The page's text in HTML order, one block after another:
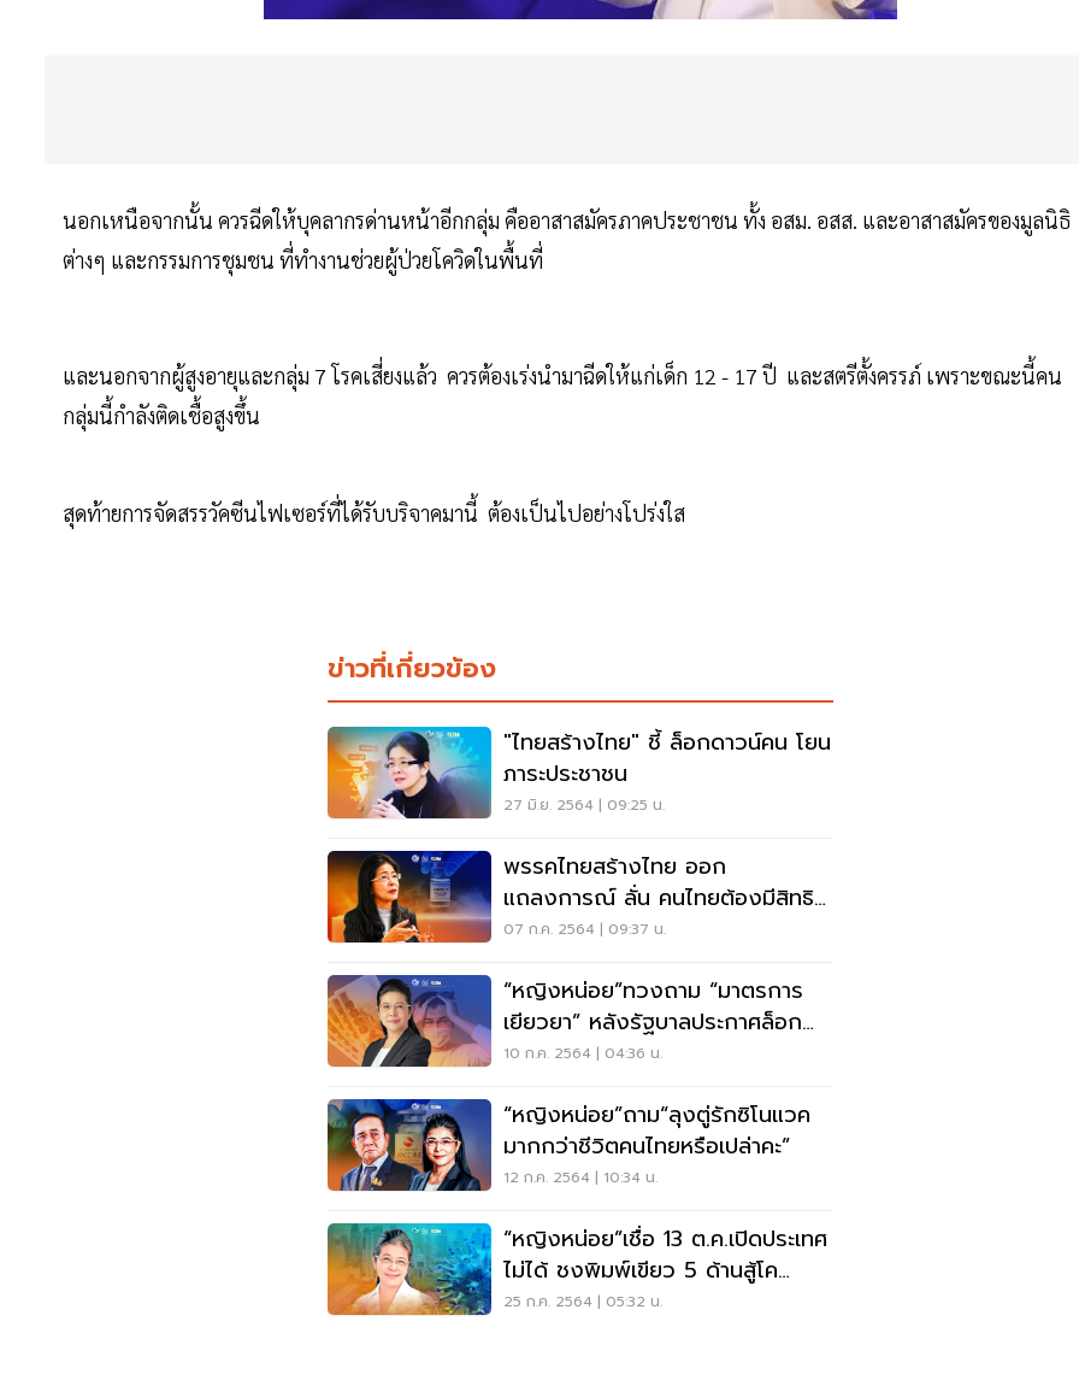
นอกเหนือจากนั้น ควรฉีดให้บุคลากรด่านหน้าอีกกลุ่ม คืออาสาสมัครภาคประชาชน ทั้ง อสม. อสส. และอาสาสมัครของมูลนิธิ
ต่างๆ และกรรมการชุมชน ที่ทำงานช่วยผู้ป่วยโควิดในพื้นที่
และนอกจากผู้สูงอายุและกลุ่ม 7 โรคเสี่ยงแล้ว ควรต้องเร่งนำมาฉีดให้แก่เด็ก 12 - 17 ปี และสตรีตั้งครรภ์ เพราะขณะนี้คน
กลุ่มนี้กำลังติดเชื้อสูงขึ้น
สุดท้ายการจัดสรรวัคซีนไฟเซอร์ที่ได้รับบริจาคมานี้ ต้องเป็นไปอย่างโปร่งใส
ข่าวที่เกี่ยวข้อง
"ไทยสร้างไทย" ชี้ ล็อกดาวน์คน โยน
ภาระประชาชน
27 มิ.ย. 2564 | 09:25 น.
พรรคไทยสร้างไทย ออก
แถลงการณ์ ลั่น คนไทยต้องมีสิทธิ
ฉีดวัคซีน MRNA ฟรี
07 ก.ค. 2564 | 09:37 น.
“หญิงหน่อย”ทวงถาม “มาตรการ
เยียวยา” หลังรัฐบาลประกาศล็อก
ดาวน์โควิด-19
10 ก.ค. 2564 | 04:36 น.
“หญิงหน่อย”ถาม“ลุงตู่รักซิโนแวค
มากกว่าชีวิตคนไทยหรือเปล่าคะ”
12 ก.ค. 2564 | 10:34 น.
“หญิงหน่อย”เชื่อ 13 ต.ค.เปิดประเทศ
ไม่ได้ ชงพิมพ์เขียว 5 ด้านสู้โค
วิด-19
25 ก.ค. 2564 | 05:32 น.